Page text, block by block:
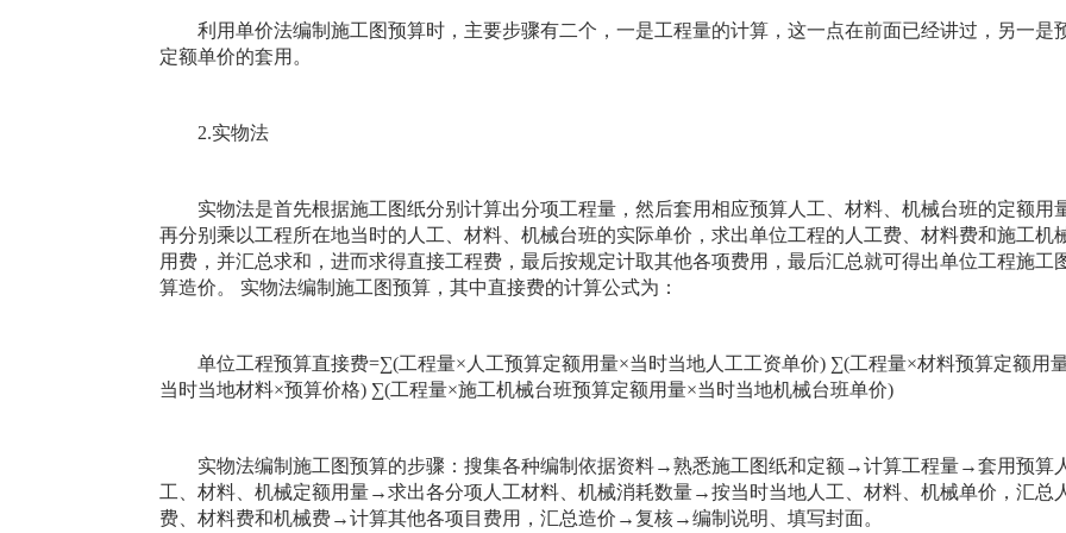
利用单价法编制施工图预算时，主要步骤有二个，一是工程量的计算，这一点在前面已经讲过，另一是
定额单价的套用。
2.实物法
实物法是首先根据施工图纸分别计算出分项工程量，然后套用相应预算人工、材料、机械台班的定额用
再分别乘以工程所在地当时的人工、材料、机械台班的实际单价，求出单位工程的人工费、材料费和施工机
用费，并汇总求和，进而求得直接工程费，最后按规定计取其他各项费用，最后汇总就可得出单位工程施工
算造价。 实物法编制施工图预算，其中直接费的计算公式为：
单位工程预算直接费=∑(工程量×人工预算定额用量×当时当地人工工资单价) ∑(工程量×材料预算定额用
当时当地材料×预算价格) ∑(工程量×施工机械台班预算定额用量×当时当地机械台班单价)
实物法编制施工图预算的步骤：搜集各种编制依据资料→熟悉施工图纸和定额→计算工程量→套用预算
工、材料、机械定额用量→求出各分项人工材料、机械消耗数量→按当时当地人工、材料、机械单价，汇总
费、材料费和机械费→计算其他各项目费用，汇总造价→复核→编制说明、填写封面。